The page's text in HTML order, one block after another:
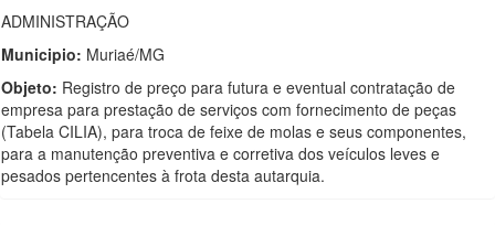
ADMINISTRAÇÃO
Municipio: Muriaé/MG
Objeto: Registro de preço para futura e eventual contratação de
empresa para prestação de serviços com fornecimento de peças
(Tabela CILIA), para troca de feixe de molas e seus componentes,
para a manutenção preventiva e corretiva dos veículos leves e
pesados pertencentes à frota desta autarquia.